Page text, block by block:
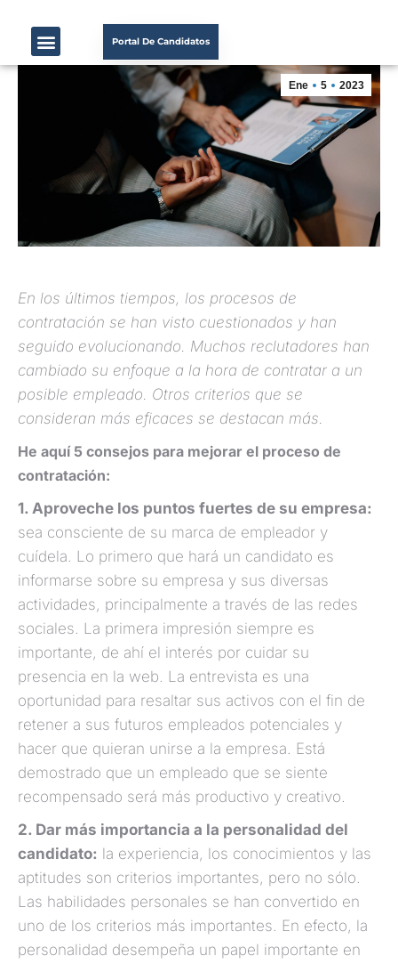
Portal De Candidatos
Ene 5 2023
En los últimos tiempos, los procesos de
contratación se han visto cuestionados y han
seguido evolucionando. Muchos reclutadores han
cambiado su enfoque a la hora de contratar a un
posible empleado. Otros criterios que se
consideran más eficaces se destacan más.
He aquí 5 consejos para mejorar el proceso de
contratación:
1. Aproveche los puntos fuertes de su empresa:
sea consciente de su marca de empleador y
cuídela. Lo primero que hará un candidato es
informarse sobre su empresa y sus diversas
actividades, principalmente a través de las redes
sociales. La primera impresión siempre es
importante, de ahí el interés por cuidar su
presencia en la web. La entrevista es una
oportunidad para resaltar sus activos con el fin de
retener a sus futuros empleados potenciales y
hacer que quieran unirse a la empresa. Está
demostrado que un empleado que se siente
recompensado será más productivo y creativo.
2. Dar más importancia a la personalidad del
candidato: la experiencia, los conocimientos y las
aptitudes son criterios importantes, pero no sólo.
Las habilidades personales se han convertido en
uno de los criterios más importantes. En efecto, la
personalidad desempeña un papel importante en